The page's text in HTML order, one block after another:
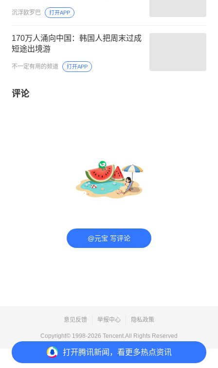
打开腾讯新闻，看更多热点资讯
沉浮欧罗巴 打开APP
170万人涌向中国：韩国人把周末过成
短途出境游
不一定有用的频道 打开APP
评论
@元宝 写评论
意见反馈 举报中心 隐私政策
Copyright© 1998-2026 Tencent.All Rights Reserved